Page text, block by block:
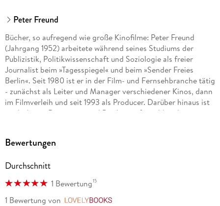
Peter Freund
Bücher, so aufregend wie große Kinofilme: Peter Freund
(Jahrgang 1952) arbeitete während seines Studiums der
Publizistik, Politikwissenschaft und Soziologie als freier
Journalist beim »Tagesspiegel« und beim »Sender Freies
Berlin«. Seit 1980 ist er in der Film- und Fernsehbranche tätig
- zunächst als Leiter und Manager verschiedener Kinos, dann
im Filmverleih und seit 1993 als Producer. Darüber hinaus ist
er als Autor, Dramaturg und Produzent für zahlreiche
Peter Freunds bisher größter Erfolg ist die »Laura Leander«-
stürmte die Bestsellerliste und wurde in 22 Ländern weltweit
veröffentlicht. Der »Focus« meint: »Was Harry Potter kann,
kann Laura auch. «
Bewertungen
Durchschnitt
1 Bewertung15
1 Bewertung von